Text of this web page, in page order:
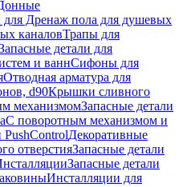
для Дренаж пола для душевых
каналовТрапы для
детали для
и ваннСифоны для
Отводная арматура для
d90Крышки сливного
механизмомЗапасные детали
С поворотным механизмом и
Декоративные
отверстияЗапасные детали
Запасные детали
Инсталляции для